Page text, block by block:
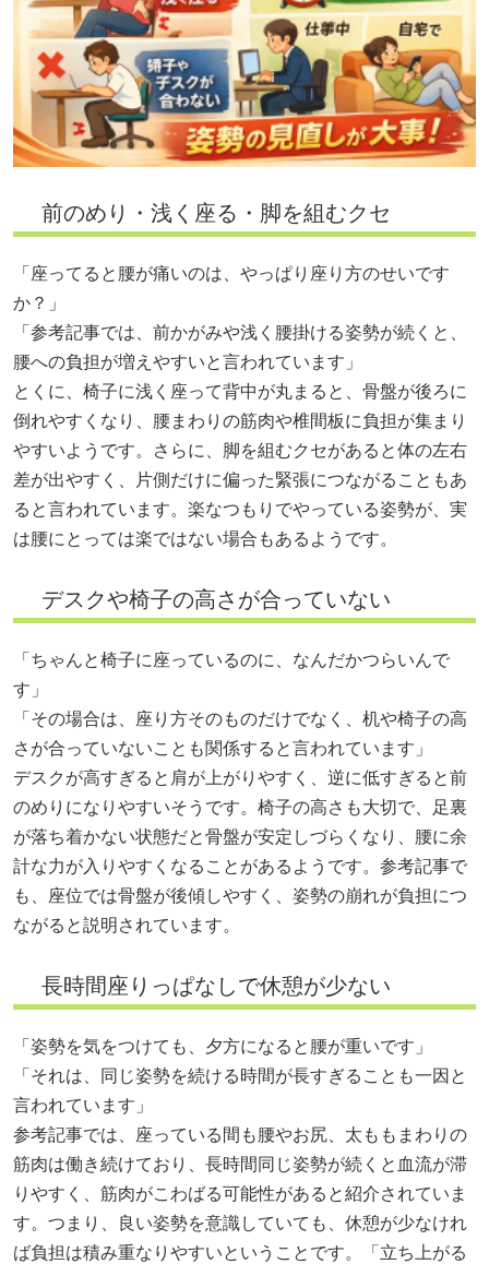
前のめり・浅く座る・脚を組むクセ
「座ってると腰が痛いのは、やっぱり座り方のせいです
か？」
「参考記事では、前かがみや浅く腰掛ける姿勢が続くと、
腰への負担が増えやすいと言われています」
とくに、椅子に浅く座って背中が丸まると、骨盤が後ろに
倒れやすくなり、腰まわりの筋肉や椎間板に負担が集まり
やすいようです。さらに、脚を組むクセがあると体の左右
差が出やすく、片側だけに偏った緊張につながることもあ
ると言われています。楽なつもりでやっている姿勢が、実
は腰にとっては楽ではない場合もあるようです。
デスクや椅子の高さが合っていない
「ちゃんと椅子に座っているのに、なんだかつらいんで
す」
「その場合は、座り方そのものだけでなく、机や椅子の高
さが合っていないことも関係すると言われています」
デスクが高すぎると肩が上がりやすく、逆に低すぎると前
のめりになりやすいそうです。椅子の高さも大切で、足裏
が落ち着かない状態だと骨盤が安定しづらくなり、腰に余
計な力が入りやすくなることがあるようです。参考記事で
も、座位では骨盤が後傾しやすく、姿勢の崩れが負担につ
ながると説明されています。
長時間座りっぱなしで休憩が少ない
「姿勢を気をつけても、夕方になると腰が重いです」
「それは、同じ姿勢を続ける時間が長すぎることも一因と
言われています」
参考記事では、座っている間も腰やお尻、太ももまわりの
筋肉は働き続けており、長時間同じ姿勢が続くと血流が滞
りやすく、筋肉がこわばる可能性があると紹介されていま
す。つまり、良い姿勢を意識していても、休憩が少なけれ
ば負担は積み重なりやすいということです。「立ち上がる